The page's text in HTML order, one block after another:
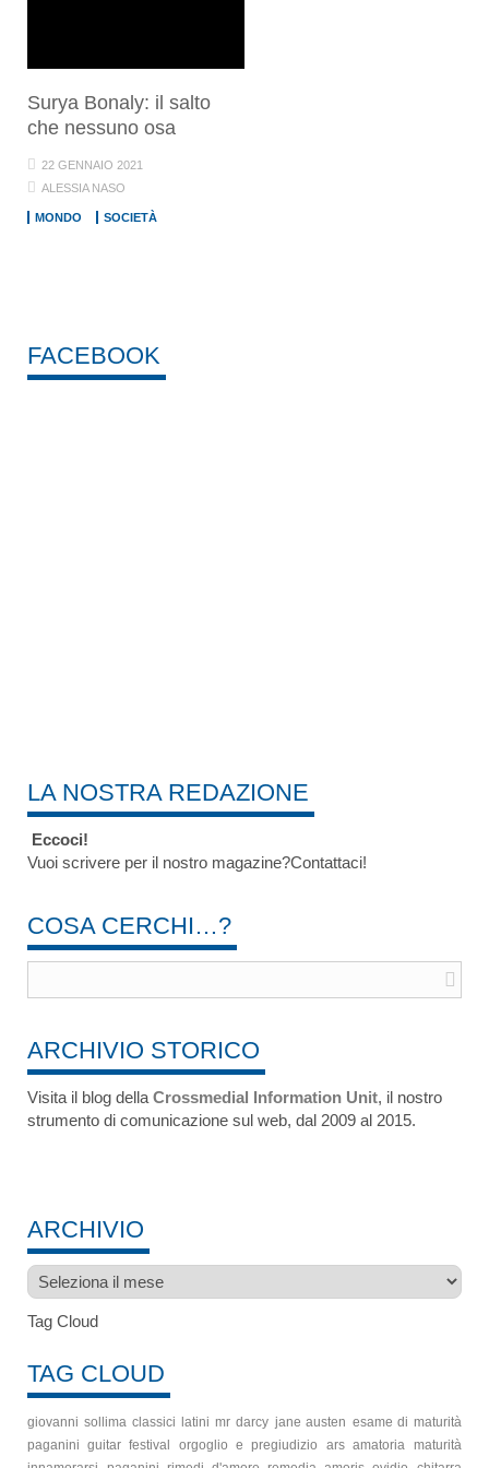
Surya Bonaly: il salto
che nessuno osa
22 GENNAIO 2021
ALESSIA NASO
MONDO SOCIETÀ
FACEBOOK
LA NOSTRA REDAZIONE
Eccoci!
Vuoi scrivere per il nostro magazine?Contattaci!
COSA CERCHI…?
ARCHIVIO STORICO
Visita il blog della Crossmedial Information Unit, il nostro
strumento di comunicazione sul web, dal 2009 al 2015.
ARCHIVIO
Archivio
Tag Cloud
TAG CLOUD
giovanni sollima classici latini mr darcy jane austen esame di maturità
paganini guitar festival
orgoglio e pregiudizio ars amatoria maturità